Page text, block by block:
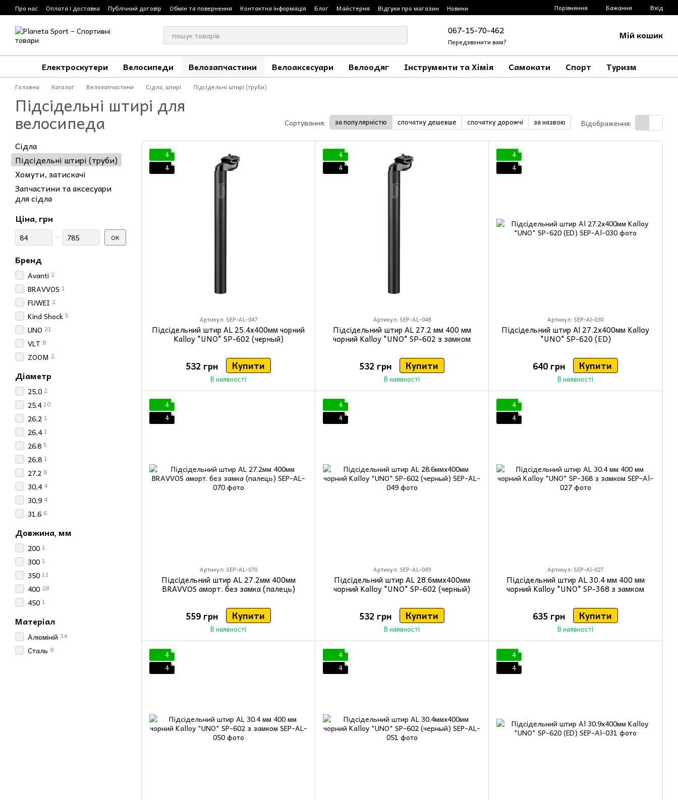
Перейти до основного контенту
Про нас Оплата і доставка Публічний договір Обмін та повернення Контактна інформація Блог Майстерня Відгуки про магазин Новини Порівняння Бажання Вхід
067-15-70-462
Передзвонити вам?
Мій кошик
Електроскутери Велосипеди Велозапчастини Велоаксесуари Велоодяг Інструменти та Хімія Самокати Спорт Туризм
Головна Каталог Велозапчастини Сідла, штирі Підсідельні штирі (труби)
Підсідельні штирі для
велосипеда Сортування: за популярністю спочатку дешевше спочатку дорожчі за назвою Відображення:
4
4
Артикул: SEP-AL-047
Підсідельний штир AL 25.4x400мм чорний
Kalloy "UNO" SP-602 (черный)
532 грн Купити
В наявності
4
4
Артикул: SEP-AL-048
Підсідельний штир AL 27.2 мм 400 мм
чорний Kalloy "UNO" SP-602 з замком
532 грн Купити
В наявності
4
4
Артикул: SEP-Al-030
Підсідельний штир Al 27.2x400мм Kalloy
"UNO" SP-620 (ED)
640 грн Купити
В наявності
4
4
Артикул: SEP-AL-070
Підсідельний штир AL 27.2мм 400мм
BRAVVOS аморт. без замка (палець)
559 грн Купити
В наявності
4
4
Артикул: SEP-AL-049
Підсідельний штир AL 28.6ммx400мм
чорний Kalloy "UNO" SP-602 (черный)
532 грн Купити
В наявності
4
4
Артикул: SEP-Al-027
Підсідельний штир AL 30.4 мм 400 мм
чорний Kalloy "UNO" SP-368 з замком
635 грн Купити
В наявності
4
4
4
4
4
4
Сідла
Підсідельні штирі (труби)
Хомути, затискачі
Запчастини та аксесуари
для сідла
Ціна, грн
Від Ціна, грн
До Ціна, грн ОК
Бренд
Avanti 2
BRAVVOS 1
FUWEI 2
Kind Shock 5
UNO 21
VLT 8
ZOOM 2
Діаметр
25,0 2
25.4 10
26,2 1
26,4 1
26.8 5
26,8 1
27.2 8
30,4 4
30,9 4
31.6 6
Довжина, мм
200 1
300 1
350 11
400 28
450 1
Матеріал
Алюміній 34
Сталь 8